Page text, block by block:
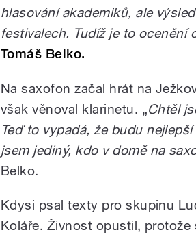
hlasování akademiků, ale
festivalech. Tudíž je to ocenění
Tomáš Belko.
Na saxofon začal hrát na
však věnoval klarinetu. „Chtěl
Teď to vypadá, že budu
jsem jediný, kdo v domě na
Belko.
Kdysi psal texty pro skupinu
Koláře. Živnost opustil, protože